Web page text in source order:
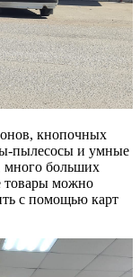
кнопочных
пылесосы и умные
много больших
товары можно
с помощью карт